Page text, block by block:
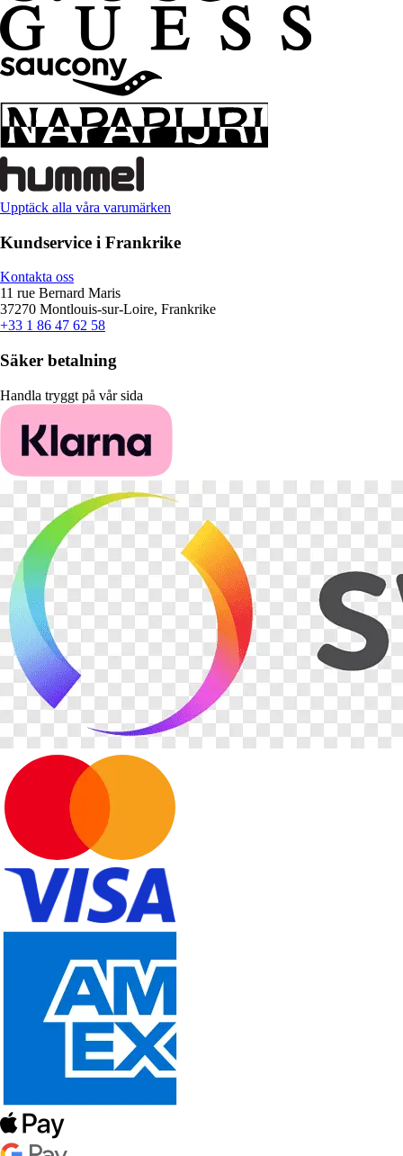
Upptäck alla våra varumärken
Kundservice i Frankrike
Kontakta oss
11 rue Bernard Maris
37270 Montlouis-sur-Loire, Frankrike
+33 1 86 47 62 58
Säker betalning
Handla tryggt på vår sida